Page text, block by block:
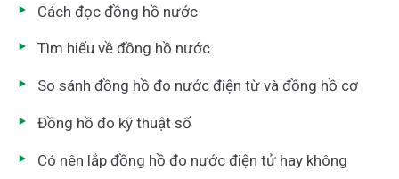
Cách đọc đồng hồ nước
Tìm hiểu về đồng hồ nước
So sánh đồng hồ đo nước điện từ và đồng hồ cơ
Đồng hồ đo kỹ thuật số
Có nên lắp đồng hồ đo nước điện tử hay không